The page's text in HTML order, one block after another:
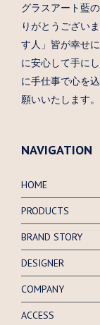
グラスアート藍
りがとうござい
す人」皆が幸せ
に安心して手に
に手仕事で心を
願いいたします。
NAVIGATION
HOME
PRODUCTS
BRAND STORY
DESIGNER
COMPANY
ACCESS